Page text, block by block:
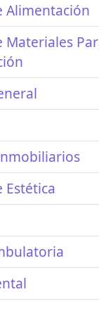
Alimentación
Materiales
Estética